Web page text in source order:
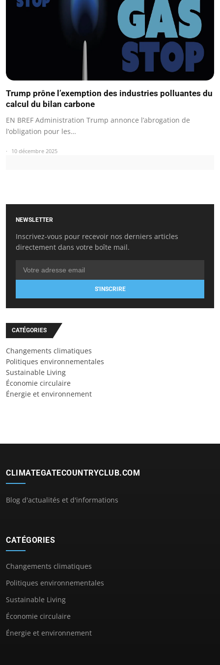
Trump prône l’exemption des industries polluantes du
calcul du bilan carbone
EN BREF Administration Trump annonce l’abrogation de
l’obligation pour les…
10 décembre 2025
NEWSLETTER
Inscrivez-vous pour recevoir nos derniers articles
directement dans votre boîte mail.
S'INSCRIRE
CATÉGORIES
Changements climatiques
Politiques environnementales
Sustainable Living
Économie circulaire
Énergie et environnement
CLIMATEGATECOUNTRYCLUB.COM
Blog d'actualités et d'informations
CATÉGORIES
Changements climatiques
Politiques environnementales
Sustainable Living
Économie circulaire
Énergie et environnement